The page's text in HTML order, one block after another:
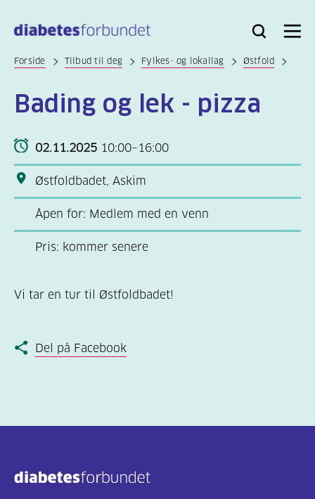
hovedinnhold
Bli
Logg
Søk Meny
Forside Tilbud til deg Fylkes- og lokallag Østfold
Bading og lek - pizza
02.11.2025 10:00–16:00
Østfoldbadet, Askim
Åpen for: Medlem med en venn
Pris: kommer senere
Vi tar en tur til Østfoldbadet!
Del på Facebook